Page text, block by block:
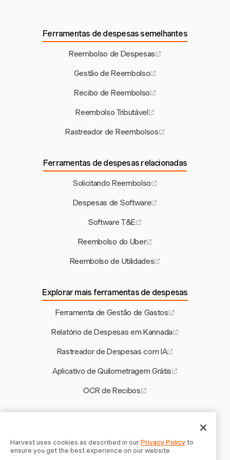
Ferramentas de despesas semelhantes
Reembolso de Despesas
Gestão de Reembolso
Recibo de Reembolso
Reembolso Tributável
Rastreador de Reembolsos
Ferramentas de despesas relacionadas
Solicitando Reembolso
Despesas de Software
Software T&E
Reembolso do Uber
Reembolso de Utilidades
Explorar mais ferramentas de despesas
Ferramenta de Gestão de Gastos
Relatório de Despesas em Kannada
Rastreador de Despesas com IA
Aplicativo de Quilometragem Grátis
OCR de Recibos
Como Precificar um Produto para Lucro
Harvest uses cookies as described in ourPrivacy Policyto
ensure you get the best experience on our website.